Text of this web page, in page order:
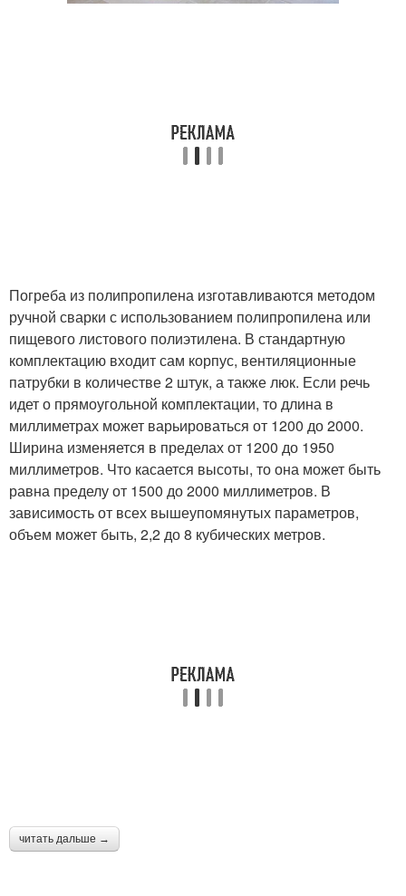
Погреба из полипропилена изготавливаются методом
ручной сварки с использованием полипропилена или
пищевого листового полиэтилена. В стандартную
комплектацию входит сам корпус, вентиляционные
патрубки в количестве 2 штук, а также люк. Если речь
идет о прямоугольной комплектации, то длина в
миллиметрах может варьироваться от 1200 до 2000.
Ширина изменяется в пределах от 1200 до 1950
миллиметров. Что касается высоты, то она может быть
равна пределу от 1500 до 2000 миллиметров. В
зависимость от всех вышеупомянутых параметров,
объем может быть, 2,2 до 8 кубических метров.
читать дальше →